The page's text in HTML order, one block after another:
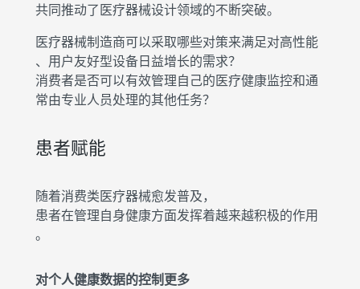
共同推动了医疗器械设计领域的不断突破。
医疗器械制造商可以采取哪些对策来满足对高性能
、用户友好型设备日益增长的需求？
消费者是否可以有效管理自己的医疗健康监控和通
常由专业人员处理的其他任务？
患者赋能
随着消费类医疗器械愈发普及，
患者在管理自身健康方面发挥着越来越积极的作用
。
对个人健康数据的控制更多